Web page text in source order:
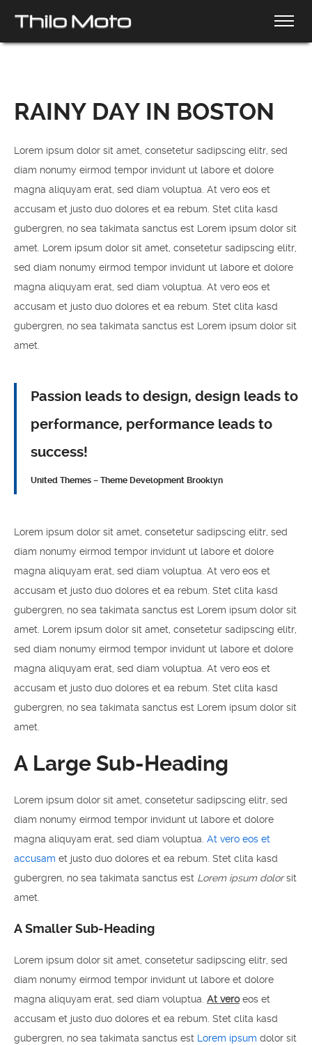
RAINY DAY IN BOSTON
Lorem ipsum dolor sit amet, consetetur sadipscing elitr, sed
diam nonumy eirmod tempor invidunt ut labore et dolore
magna aliquyam erat, sed diam voluptua. At vero eos et
accusam et justo duo dolores et ea rebum. Stet clita kasd
gubergren, no sea takimata sanctus est Lorem ipsum dolor sit
amet. Lorem ipsum dolor sit amet, consetetur sadipscing elitr,
sed diam nonumy eirmod tempor invidunt ut labore et dolore
magna aliquyam erat, sed diam voluptua. At vero eos et
accusam et justo duo dolores et ea rebum. Stet clita kasd
gubergren, no sea takimata sanctus est Lorem ipsum dolor sit
amet.
Passion leads to design, design leads to
performance, performance leads to
success!
United Themes – Theme Development Brooklyn
Lorem ipsum dolor sit amet, consetetur sadipscing elitr, sed
diam nonumy eirmod tempor invidunt ut labore et dolore
magna aliquyam erat, sed diam voluptua. At vero eos et
accusam et justo duo dolores et ea rebum. Stet clita kasd
gubergren, no sea takimata sanctus est Lorem ipsum dolor sit
amet. Lorem ipsum dolor sit amet, consetetur sadipscing elitr,
sed diam nonumy eirmod tempor invidunt ut labore et dolore
magna aliquyam erat, sed diam voluptua. At vero eos et
accusam et justo duo dolores et ea rebum. Stet clita kasd
gubergren, no sea takimata sanctus est Lorem ipsum dolor sit
amet.
A Large Sub-Heading
Lorem ipsum dolor sit amet, consetetur sadipscing elitr, sed
diam nonumy eirmod tempor invidunt ut labore et dolore
magna aliquyam erat, sed diam voluptua. At vero eos et
accusam et justo duo dolores et ea rebum. Stet clita kasd
gubergren, no sea takimata sanctus est Lorem ipsum dolorsit
amet.
A Smaller Sub-Heading
Lorem ipsum dolor sit amet, consetetur sadipscing elitr, sed
diam nonumy eirmod tempor invidunt ut labore et dolore
magna aliquyam erat, sed diam voluptua. At veroeos et
accusam et justo duo dolores et ea rebum. Stet clita kasd
gubergren, no sea takimata sanctus est Lorem ipsum dolor sit